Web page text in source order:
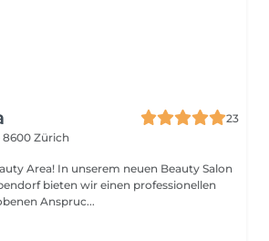
23
8600 Zürich
Beauty Salon
bieten wir einen professionellen
Anspruc...